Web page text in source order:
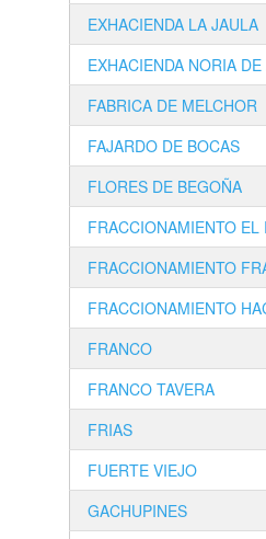
EXHACIENDA LA JAULA
EXHACIENDA NORIA DE
FABRICA DE MELCHOR
FAJARDO DE BOCAS
FLORES DE BEGOÑA
FRACCIONAMIENTO EL
FRACCIONAMIENTO
FRACCIONAMIENTO
FRANCO
FRANCO TAVERA
FRIAS
FUERTE VIEJO
GACHUPINES